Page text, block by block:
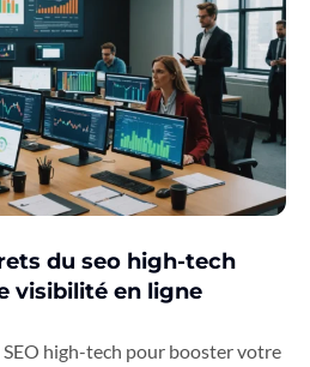
du seo high-tech
visibilité en ligne
SEO high-tech pour booster votre